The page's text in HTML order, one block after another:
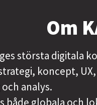
Om
största digitala
koncept,
analys.
både globala och